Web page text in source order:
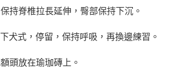
持脊椎拉長延伸，臀部保持下沉。
犬式，停留，保持呼吸，再換邊練習。
頭放在瑜珈磚上。